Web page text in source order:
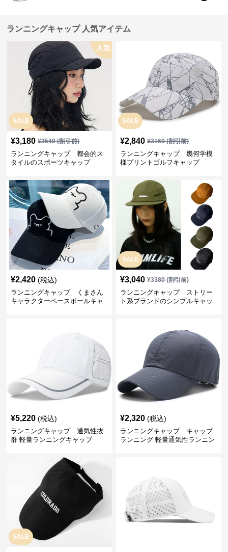
ランニングキャップ 人気アイテム
SALE
人気
¥3,180 ¥3540(割引前)
ランニングキャップ 都会的ス
タイルのスポーツキャップ
SALE
¥2,840 ¥3160(割引前)
ランニングキャップ 幾何学模
様プリントゴルフキャップ
¥2,420 (税込)
ランニングキャップ くまさん
キャラクターベースボールキャ
SALE
¥3,040 ¥3380(割引前)
ランニングキャップ ストリー
ト系ブランドのシンプルキャッ
¥5,220 (税込)
ランニングキャップ 通気性抜
群 軽量ランニングキャップ
¥2,320 (税込)
ランニングキャップ キャップ
ランニング 軽量通気性ランニン
SALE